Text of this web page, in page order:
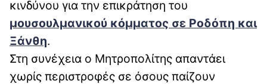
κινδύνου για την επικράτηση του
μουσουλμανικού κόμματος σε Ροδόπη και
Ξάνθη.
Στη συνέχεια ο Μητροπολίτης απαντάει
χωρίς περιστροφές σε όσους παίζουν